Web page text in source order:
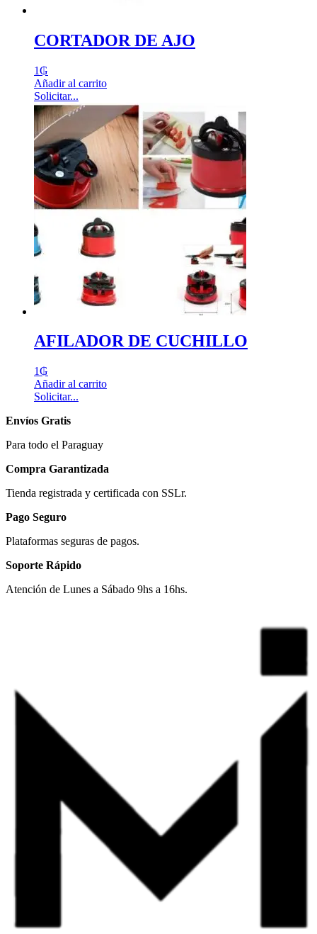
CORTADOR DE AJO
1₲
Añadir al carrito
Solicitar...
AFILADOR DE CUCHILLO
1₲
Añadir al carrito
Solicitar...
Envíos Gratis
Para todo el Paraguay
Compra Garantizada
Tienda registrada y certificada con SSLr.
Pago Seguro
Plataformas seguras de pagos.
Soporte Rápido
Atención de Lunes a Sábado 9hs a 16hs.